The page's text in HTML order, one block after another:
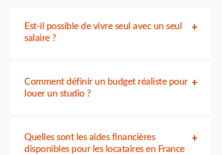
Est-il possible de vivre seul avec un seul
salaire ?
Comment définir un budget réaliste pour
louer un studio ?
Quelles sont les aides financières
disponibles pour les locataires en France